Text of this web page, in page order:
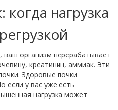
нагрузка
ваш организм перерабатывает
креатинин, аммиак. Эти
Здоровые почки
если у вас уже есть
нагрузка может